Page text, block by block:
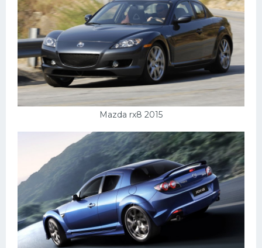
Mazda rx8 2015